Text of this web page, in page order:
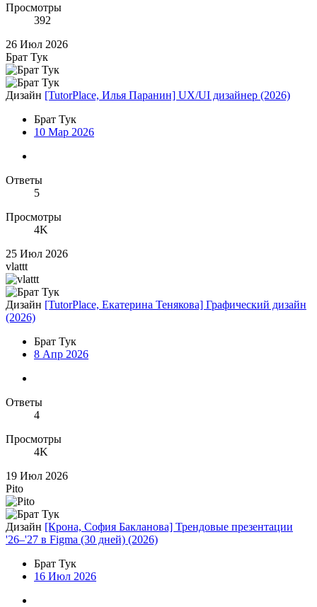
Просмотры
392
26 Июл 2026
Брат Тук
Дизайн [TutorPlace, Илья Паранин] UX/UI дизайнер (2026)
Брат Тук
10 Мар 2026
Ответы
5
Просмотры
4K
25 Июл 2026
vlattt
Дизайн [TutorPlace, Екатерина Тенякова] Графический дизайн
(2026)
Брат Тук
8 Апр 2026
Ответы
4
Просмотры
4K
19 Июл 2026
Pito
Дизайн [Крона, София Бакланова] Трендовые презентации
'26–'27 в Figma (30 дней) (2026)
Брат Тук
16 Июл 2026